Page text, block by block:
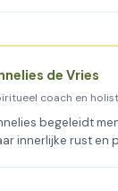
de Vries
coach en
begeleidt
innerlijke rust en